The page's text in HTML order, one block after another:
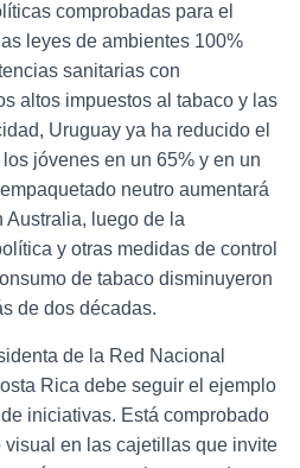
comprobadas para el
leyes de ambientes 100%
sanitarias con
altos impuestos al tabaco y las
Uruguay ya ha reducido el
jóvenes en un 65% y en un
neutro aumentará
Australia, luego de la
y otras medidas de control
de tabaco disminuyeron
de dos décadas.
de la Red Nacional
Rica debe seguir el ejemplo
iniciativas. Está comprobado
en las cajetillas que invite